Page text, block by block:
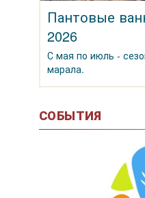
Пантовые
2026
С мая по июль -
марала.
СОБЫТИЯ